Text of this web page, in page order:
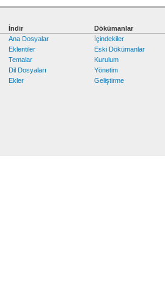
İndir
Ana Dosyalar
Eklentiler
Temalar
Dil Dosyaları
Ekler
Dökümanlar
İçindekiler
Eski Dökümanlar
Kurulum
Yönetim
Geliştirme